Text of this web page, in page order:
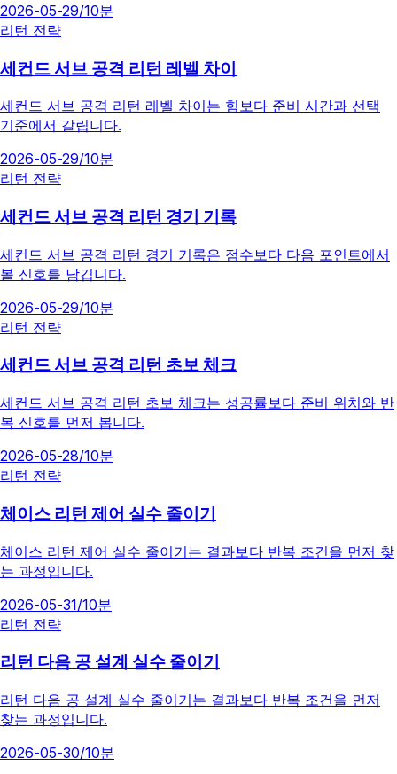
2026-05-29/10분
리턴 전략
세컨드 서브 공격 리턴 레벨 차이
세컨드 서브 공격 리턴 레벨 차이는 힘보다 준비 시간과 선택
기준에서 갈립니다.
2026-05-29/10분
리턴 전략
세컨드 서브 공격 리턴 경기 기록
세컨드 서브 공격 리턴 경기 기록은 점수보다 다음 포인트에서
볼 신호를 남깁니다.
2026-05-29/10분
리턴 전략
세컨드 서브 공격 리턴 초보 체크
세컨드 서브 공격 리턴 초보 체크는 성공률보다 준비 위치와 반
복 신호를 먼저 봅니다.
2026-05-28/10분
리턴 전략
체이스 리턴 제어 실수 줄이기
체이스 리턴 제어 실수 줄이기는 결과보다 반복 조건을 먼저 찾
는 과정입니다.
2026-05-31/10분
리턴 전략
리턴 다음 공 설계 실수 줄이기
리턴 다음 공 설계 실수 줄이기는 결과보다 반복 조건을 먼저
찾는 과정입니다.
2026-05-30/10분